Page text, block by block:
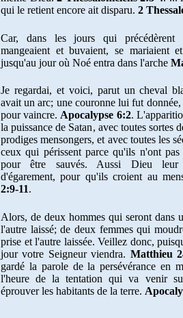
qui le retient encore ait disparu. 2
Car, dans les jours qui précédèrent
mangeaient et buvaient, se mariaient
jusqu'au jour où Noé entra dans l'arche
Je regardai, et voici, parut un cheval
avait un arc; une couronne lui fut
pour vaincre. Apocalypse 6:2.
la puissance de Satan, avec toutes sortes
prodiges mensongers, et avec toutes les
ceux qui périssent parce qu'ils n'ont
pour être sauvés. Aussi Dieu leur
d'égarement, pour qu'ils croient au
2:9-11.
Alors, de deux hommes qui seront dans
l'autre laissé; de deux femmes qui
prise et l'autre laissée. Veillez donc,
jour votre Seigneur viendra. Matthieu
gardé la parole de la persévérance en
l'heure de la tentation qui va venir
éprouver les habitants de la terre.